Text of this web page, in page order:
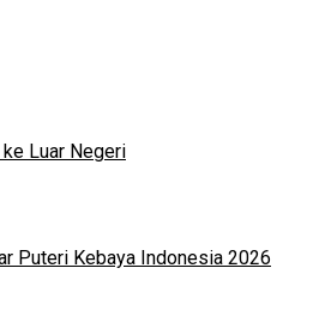
ke Luar Negeri
Puteri Kebaya Indonesia 2026